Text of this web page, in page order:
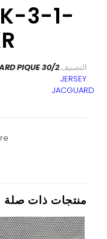
3-1-
30/2 COMPACT COMPED COTTON JACGUARD PIQUEالتصنيف:
JERSEY
JACGUARD
منتجات ذات صلة